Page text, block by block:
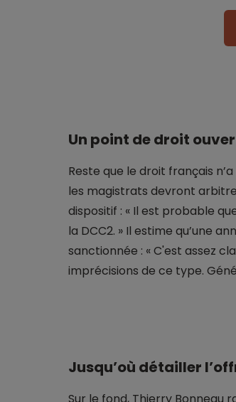
Un point de droit
Reste que le droit français
les magistrats devront
dispositif : « Il est probable
la DCC2. » Il estime qu’une
sanctionnée : « C'est assez
imprécisions de ce type.
Jusqu’où détailler
Sur le fond, Thierry Bonneau